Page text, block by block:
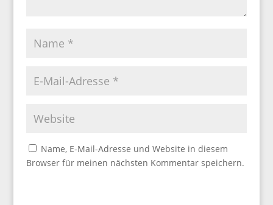
Name, E-Mail-Adresse und Website in diesem
Browser für meinen nächsten Kommentar speichern.